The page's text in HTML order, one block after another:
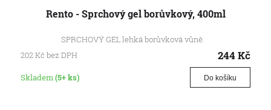
Rento - Sprchový gel borůvkový, 400ml
SPRCHOVÝ GEL lehká borůvková vůně.
202Kč bez DPH 244Kč
Skladem(5+ ks) Do košíku